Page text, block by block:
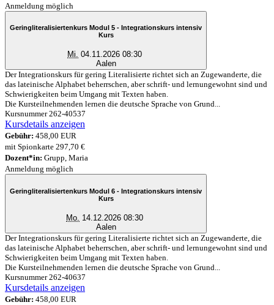
Anmeldung möglich
Geringliteralisiertenkurs Modul 5 - Integrationskurs intensiv
Kurs
Mi. 04.11.2026 08:30
Aalen
Der Integrationskurs für gering Literalisierte richtet sich an Zugewanderte, die
das lateinische Alphabet beherrschen, aber schrift- und lernungewohnt sind und
Schwierigkeiten beim Umgang mit Texten haben.
Die Kursteilnehmenden lernen die deutsche Sprache von Grund...
Kursnummer 262-40537
Kursdetails anzeigen
Gebühr: 458,00 EUR
mit Spionkarte 297,70 €
Dozent*in: Grupp, Maria
Anmeldung möglich
Geringliteralisiertenkurs Modul 6 - Integrationskurs intensiv
Kurs
Mo. 14.12.2026 08:30
Aalen
Der Integrationskurs für gering Literalisierte richtet sich an Zugewanderte, die
das lateinische Alphabet beherrschen, aber schrift- und lernungewohnt sind und
Schwierigkeiten beim Umgang mit Texten haben.
Die Kursteilnehmenden lernen die deutsche Sprache von Grund...
Kursnummer 262-40637
Kursdetails anzeigen
Gebühr: 458,00 EUR